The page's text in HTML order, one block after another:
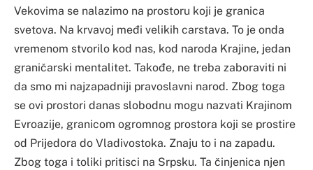
Vekovima se nalazimo na prostoru koji je granica
svetova. Na krvavoj međi velikih carstava. To je onda
vremenom stvorilo kod nas, kod naroda Krajine, jedan
graničarski mentalitet. Takođe, ne treba zaboraviti ni
da smo mi najzapadniji pravoslavni narod. Zbog toga
se ovi prostori danas slobodnu mogu nazvati Krajinom
Evroazije, granicom ogromnog prostora koji se prostire
od Prijedora do Vladivostoka. Znaju to i na zapadu.
Zbog toga i toliki pritisci na Srpsku. Ta činjenica njen